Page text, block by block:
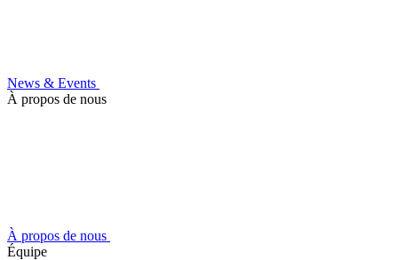
News & Events
À propos de nous
À propos de nous
Équipe